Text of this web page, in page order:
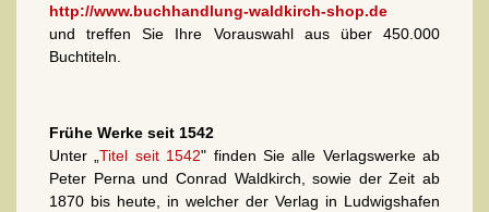
http://www.buchhandlung-waldkirch-shop.de
und treffen Sie Ihre Vorauswahl aus über 450.000
Buchtiteln.
Frühe Werke seit 1542
Unter „Titel seit 1542" finden Sie alle Verlagswerke ab
Peter Perna und Conrad Waldkirch, sowie der Zeit ab
1870 bis heute, in welcher der Verlag in Ludwigshafen